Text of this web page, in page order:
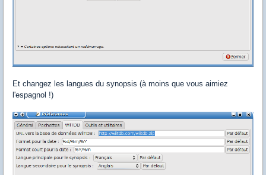
Et changez les langues du synopsis (à moins que vous aimiez
l'espagnol !)